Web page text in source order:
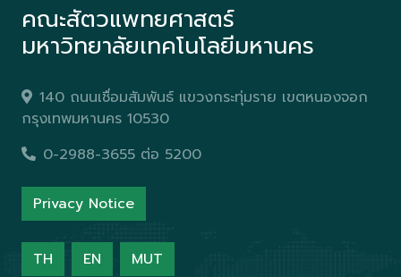
คณะสัตวแพทยศาสตร์
มหาวิทยาลัยเทคโนโลยีมหานคร
140 ถนนเชื่อมสัมพันธ์ แขวงกระทุ่มราย เขตหนองจอก
กรุงเทพมหานคร 10530
0-2988-3655 ต่อ 5200
Privacy Notice
TH EN MUT